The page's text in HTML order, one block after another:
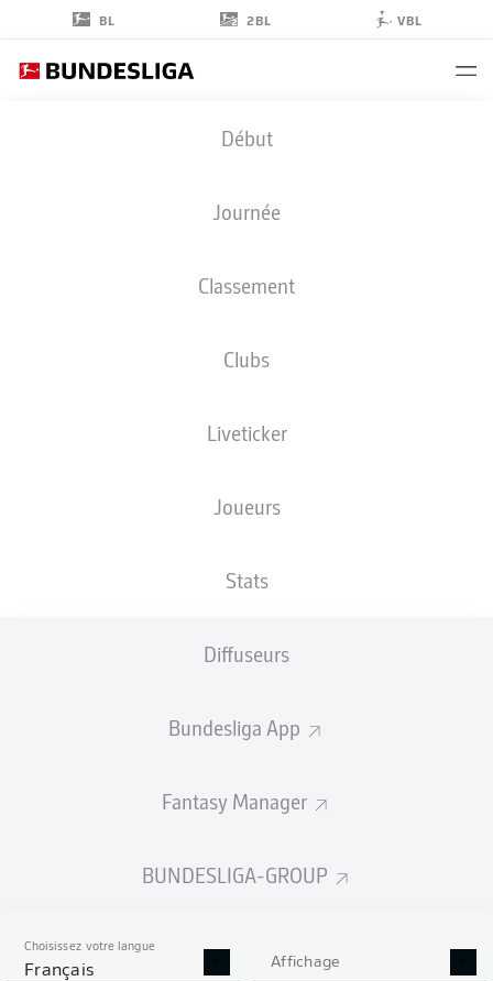
BL 2BL VBL
Début
Journée
Classement
Clubs
Liveticker
Joueurs
Stats
Diffuseurs
Bundesliga App
Fantasy Manager
BUNDESLIGA-GROUP
Choisissez votre langue
Français Affichage
STATS DE LA SAISON
2022/2023